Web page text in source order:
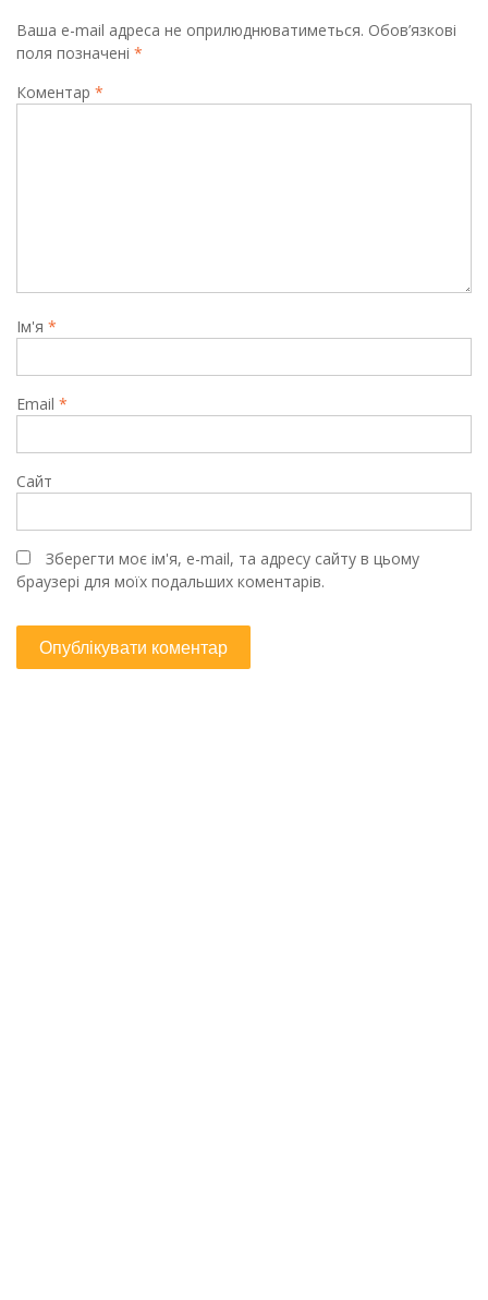
Ваша e-mail адреса не оприлюднюватиметься. Обов’язкові
поля позначені *
Коментар *
Ім'я *
Email *
Сайт
Зберегти моє ім'я, e-mail, та адресу сайту в цьому
браузері для моїх подальших коментарів.